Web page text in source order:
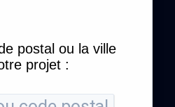
postal ou la ville
projet :